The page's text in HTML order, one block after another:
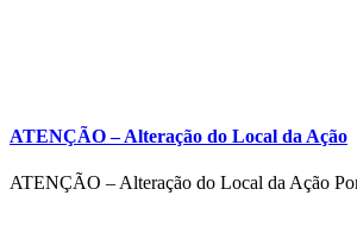
ATENÇÃO – Alteração do Local da Ação
ATENÇÃO – Alteração do Local da Ação